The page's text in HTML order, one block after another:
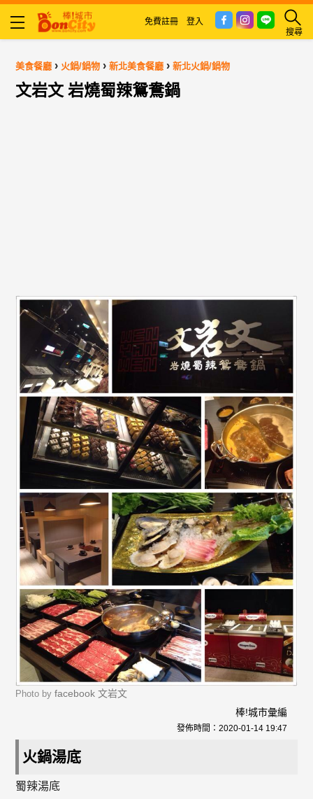
搜尋
免費註冊 登入
美食餐廳 › 火鍋/鍋物 ›新北美食餐廳 ›新北火鍋/鍋物
文岩文 岩燒蜀辣鴛鴦鍋
Photo byfacebook 文岩文
棒!城市彙編
發佈時間： 2020-01-14 19:47
火鍋湯底
蜀辣湯底